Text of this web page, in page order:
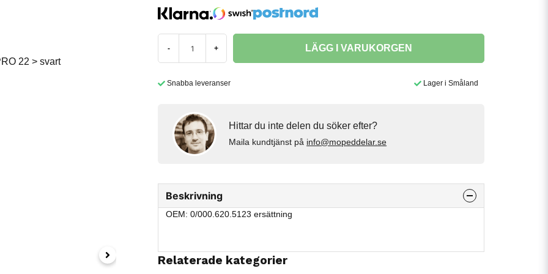
- + LÄGG I VARUKORGEN
Snabba leveranser Lager i Småland
Hittar du inte delen du söker efter?
Maila kundtjänst på info@mopeddelar.se
Beskrivning
OEM: 0/000.620.5123 ersättning
Relaterade kategorier